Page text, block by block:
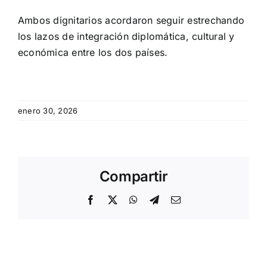
Ambos dignitarios acordaron seguir estrechando
los lazos de integración diplomática, cultural y
económica entre los dos países.
enero 30, 2026
Compartir
Facebook
X WhatsApp
TelegramEmail